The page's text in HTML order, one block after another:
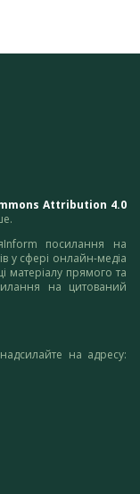
Attribution 4.0
посилання на
у сфері онлайн-медіа
матеріалу прямого та
на цитований
на адресу: